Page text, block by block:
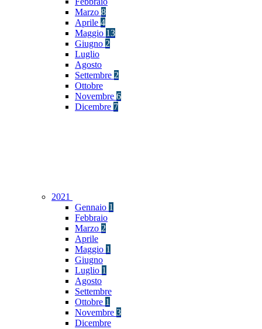
Marzo 8
Aprile 4
Maggio 13
Giugno 2
Luglio
Agosto
Settembre 2
Ottobre
Novembre 6
Dicembre 7
2021
Gennaio 1
Febbraio
Marzo 2
Aprile
Maggio 1
Giugno
Luglio 1
Agosto
Settembre
Ottobre 1
Novembre 3
Dicembre